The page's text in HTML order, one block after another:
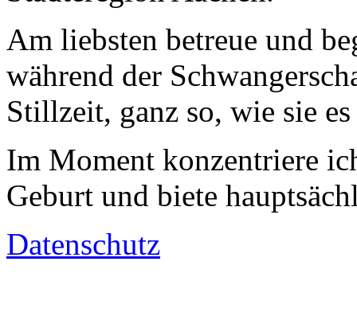
Am liebsten betreue und
während der
Stillzeit, ganz so, wie sie
Im Moment konzentriere
Geburt und biete
Datenschutz